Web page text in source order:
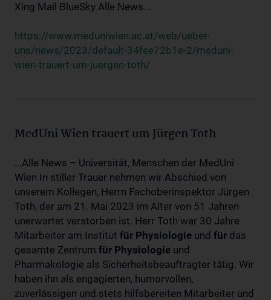
Xing Mail BlueSky Alle News...
https://www.meduniwien.ac.at/web/ueber-
uns/news/2023/default-34fee72b1e-2/meduni-
wien-trauert-um-juergen-toth/
MedUni Wien trauert um Jürgen Toth
...Alle News – Universität, Menschen der MedUni
Wien In stiller Trauer nehmen wir Abschied von
unserem Kollegen, Herrn Fachoberinspektor Jürgen
Toth, der am 21. Mai 2023 im Alter von 51 Jahren
unerwartet verstorben ist. Herr Toth war 30 Jahre
Mitarbeiter am Institut für Physiologie und für das
gesamte Zentrum für Physiologie und
Pharmakologie als Sicherheitsbeauftragter tätig. Wir
haben ihn als engagierten, humorvollen,
zuverlässigen und stets hilfsbereiten Mitarbeiter und